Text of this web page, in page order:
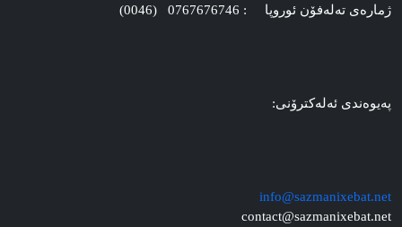
ژماره‌ی ته‌له‌فۆن ئوروپا : 0767676746 (0046)
په‌یوه‌ندی ئه‌له‌کترۆنی:
info@sazmanixebat.net
contact@sazmanixebat.net